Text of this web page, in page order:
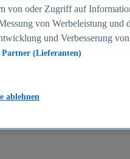
2024
in Deutschland 2005-2025
von oder Zugriff auf
von Werbeleistung und
und Verbesserung
Partner (Lieferanten)
ablehnen